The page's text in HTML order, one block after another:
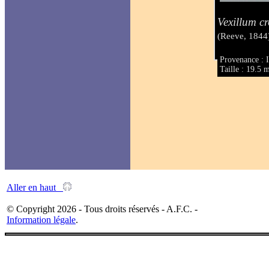
Vexillum
(Reeve,
Provenance :
Taille : 19.5
Aller en haut
© Copyright 2026 - Tous droits réservés - A.F.C. -
Information légale.